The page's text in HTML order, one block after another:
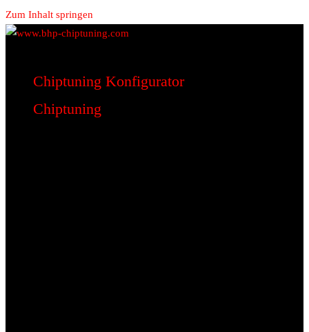
Zum Inhalt springen
www.bhp-chiptuning.com
BHP Motorsport
Chiptuning Konfigurator
Chiptuning